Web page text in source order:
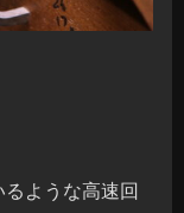
ような高速回